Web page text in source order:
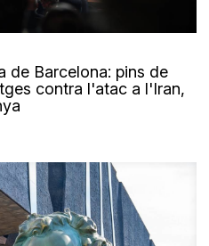
de Barcelona: pins de
contra l'atac a l'Iran,